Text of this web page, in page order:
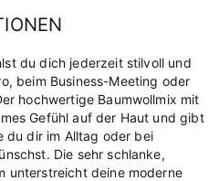
du dich jederzeit stilvoll und
beim Business-Meeting oder
hochwertige Baumwollmix mit
Gefühl auf der Haut und gibt
du dir im Alltag oder bei
Die sehr schlanke,
unterstreicht deine moderne